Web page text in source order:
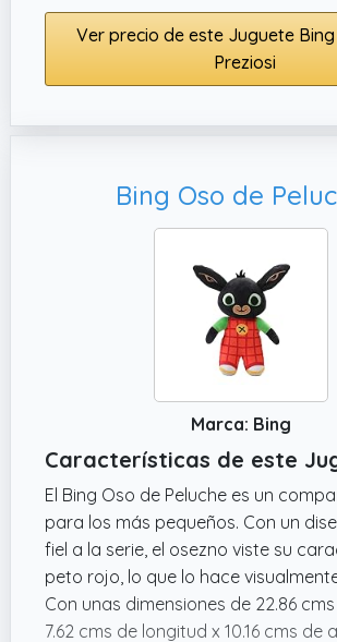
emocionante. La cama tiene
levantan, hay una ventana que
noche y una bañera con burbujas.
en la caricatura, junto a un
Ver precio de este Juguete Bing
Preziosi
Bing Oso de
Marca: Bing
Características de este
El Bing Oso de Peluche es un
para los más pequeños. Con un
fiel a la serie, el osezno viste su
peto rojo, lo que lo hace
Con unas dimensiones de 22.86
7.62 cms de longitud x 10.16 cms de